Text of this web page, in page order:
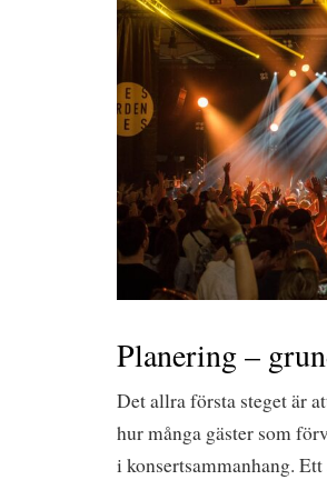
Planering –
Det allra första steget är
hur många gäster som
i konsertsammanhang.